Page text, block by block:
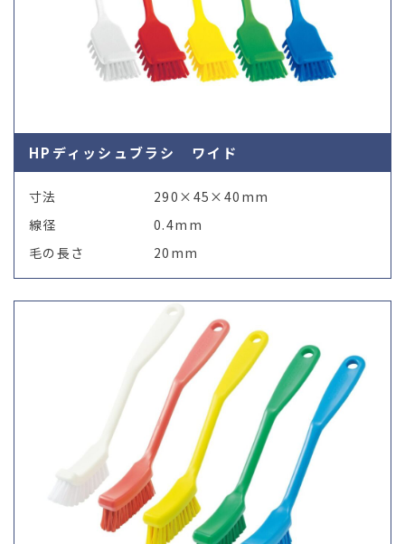
HPディッシュブラシ ワイド
寸法
290×45×40mm
線径
0.4mm
毛の長さ
20mm